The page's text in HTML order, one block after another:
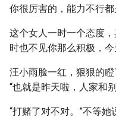
你很厉害的，能力不行
这个女人一时一个态度
时也不见你那么积极，
汪小雨脸一红，狠狠的
“也就是昨天啦，人家和
“打赌了对不对。”不等